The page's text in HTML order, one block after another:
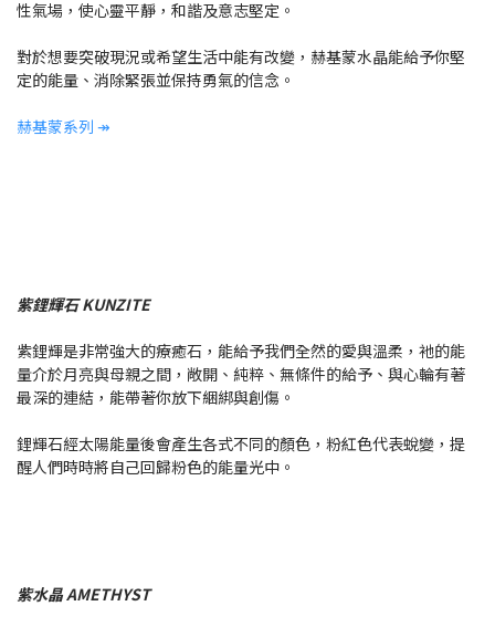
性氣場，使心靈平靜，和諧及意志堅定。
對於想要突破現況或希望生活中能有改變，赫基蒙水晶能給予你堅
定的能量、消除緊張並保持勇氣的信念。
赫基蒙系列 ↠
紫鋰輝石 KUNZITE
紫鋰輝是非常強大的療癒石，能給予我們全然的愛與溫柔，衪的能
量介於月亮與母親之間，敞開、純粹、無條件的給予、與心輪有著
最深的連結，能帶著你放下綑綁與創傷。
鋰輝石經太陽能量後會產生各式不同的顏色，粉紅色代表蛻變，提
醒人們時時將自己回歸粉色的能量光中。
紫水晶 AMETHYST